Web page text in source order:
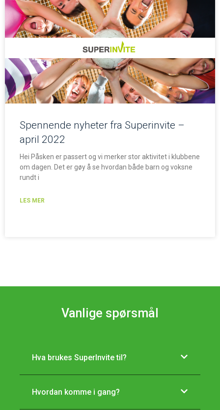
Spennende nyheter fra Superinvite –
april 2022
Hei Påsken er passert og vi merker stor aktivitet i klubbene
om dagen. Det er gøy å se hvordan både barn og voksne
rundt i
LES MER
Vanlige spørsmål
Hva brukes SuperInvite til?
Hvordan komme i gang?